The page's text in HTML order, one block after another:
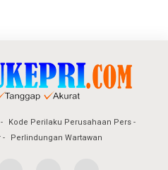
Kode Perilaku Perusahaan Pers
Perlindungan Wartawan